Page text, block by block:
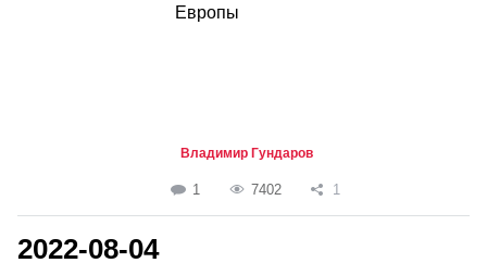
Европы
Владимир Гундаров
1 7402 1
2022-08-04